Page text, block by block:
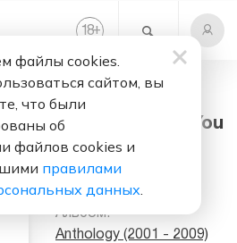
18+
Living To Love You
Альбом:
Anthology (2001 - 2009)
файлы cookies.
сайтом, вы
что были
об
файлов cookies и
правилами
данных.